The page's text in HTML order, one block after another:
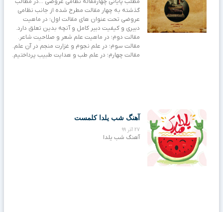
مطلب پایانی چهارمقاله نظامی عروضی …در مطالب
گذشته به چهار مقالت مطرح شده از جانب نظامی
عروضی تحت عنوان های مقالت اول؛ در ماهیت
دبیری و کیفیت دبیر کامل و آنچه بدین تعلق دارد.
مقالت دوم؛ در ماهیت علم شعر و صلاحیت شاعر.
مقالت سوم؛ در علم نجوم و غزارت منجم در آن علم.
مقالت چهارم؛ در علم طب و هدایت طبیب پرداختیم.
آهنگ شب یلدا کلمست
27 آذر 99
آهنگ شب یلدا